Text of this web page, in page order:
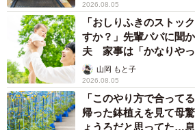
2026.08.05
「おしりふきのストッ
すか？」先輩パパに聞
夫 家事は「かなりや
山岡 もと子
2026.08.05
「このやり方で合って
帰った鉢植えを見て母
ょうろだと思ってた…